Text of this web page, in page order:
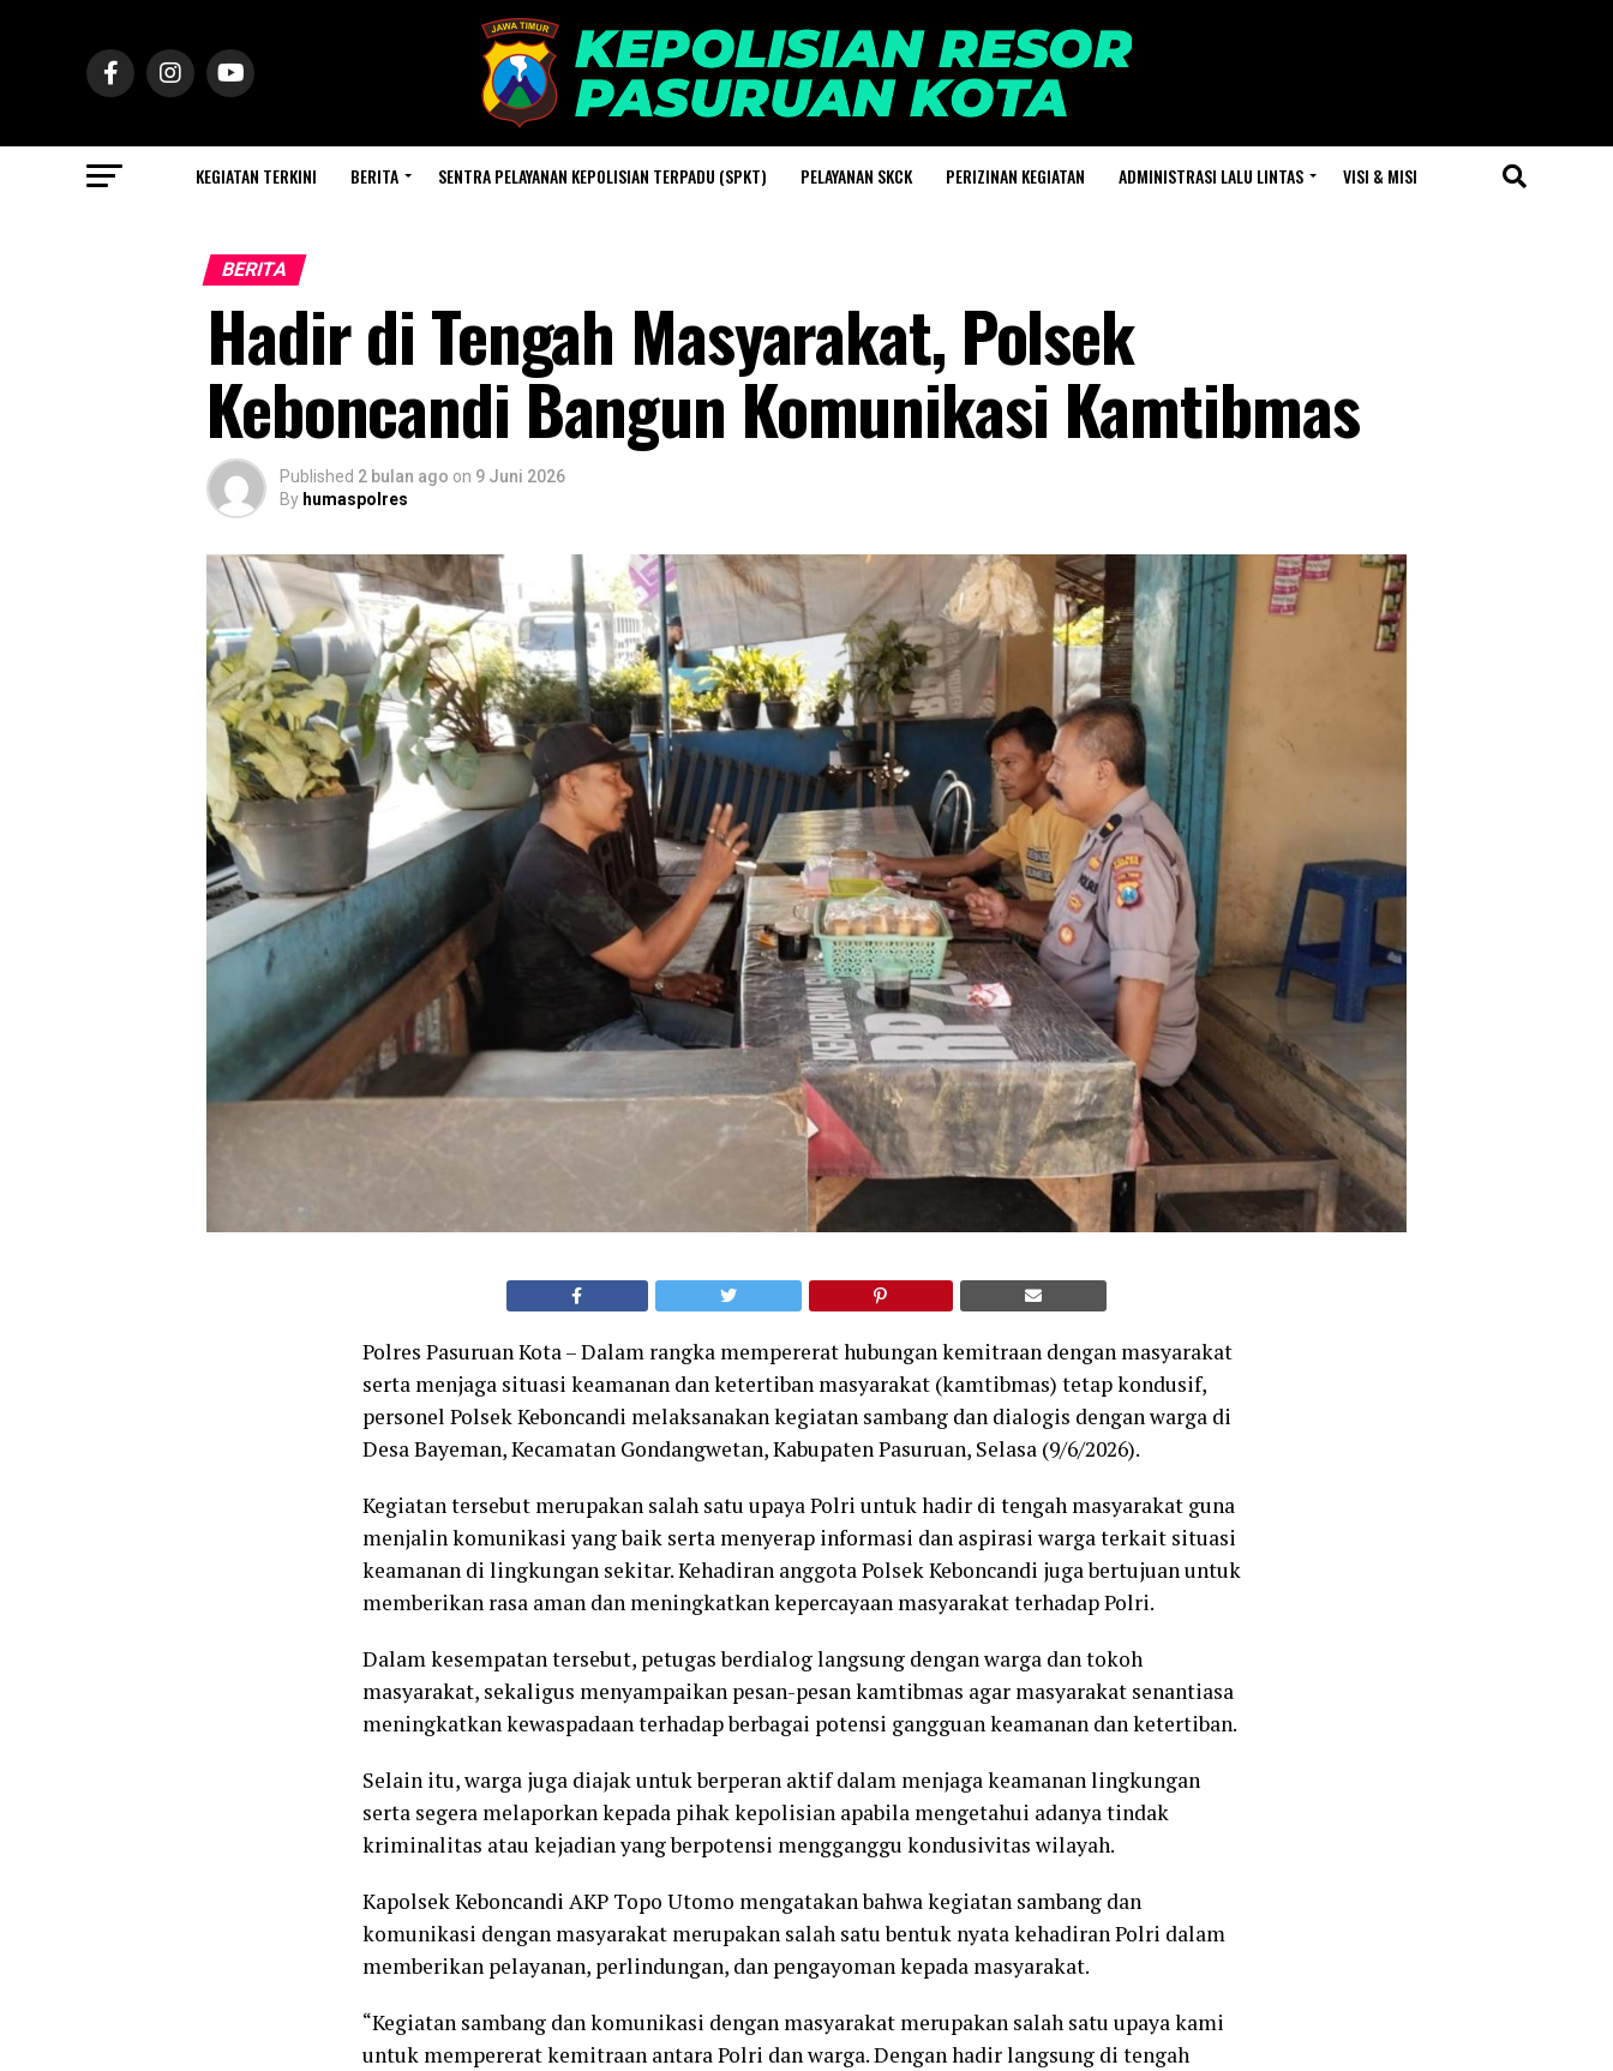
KEGIATAN TERKINI BERITA SENTRA PELAYANAN KEPOLISIAN TERPADU (SPKT) PELAYANAN SKCK PERIZINAN KEGIATAN ADMINISTRASI LALU LINTAS VISI & MISI
BERITA
Hadir di Tengah Masyarakat, Polsek
Keboncandi Bangun Komunikasi Kamtibmas
Published 2 bulan ago on 9 Juni 2026
By humaspolres
Polres Pasuruan Kota – Dalam rangka mempererat hubungan kemitraan dengan masyarakat
serta menjaga situasi keamanan dan ketertiban masyarakat (kamtibmas) tetap kondusif,
personel Polsek Keboncandi melaksanakan kegiatan sambang dan dialogis dengan warga di
Desa Bayeman, Kecamatan Gondangwetan, Kabupaten Pasuruan, Selasa (9/6/2026).
Kegiatan tersebut merupakan salah satu upaya Polri untuk hadir di tengah masyarakat guna
menjalin komunikasi yang baik serta menyerap informasi dan aspirasi warga terkait situasi
keamanan di lingkungan sekitar. Kehadiran anggota Polsek Keboncandi juga bertujuan untuk
memberikan rasa aman dan meningkatkan kepercayaan masyarakat terhadap Polri.
Dalam kesempatan tersebut, petugas berdialog langsung dengan warga dan tokoh
masyarakat, sekaligus menyampaikan pesan-pesan kamtibmas agar masyarakat senantiasa
meningkatkan kewaspadaan terhadap berbagai potensi gangguan keamanan dan ketertiban.
Selain itu, warga juga diajak untuk berperan aktif dalam menjaga keamanan lingkungan
serta segera melaporkan kepada pihak kepolisian apabila mengetahui adanya tindak
kriminalitas atau kejadian yang berpotensi mengganggu kondusivitas wilayah.
Kapolsek Keboncandi AKP Topo Utomo mengatakan bahwa kegiatan sambang dan
komunikasi dengan masyarakat merupakan salah satu bentuk nyata kehadiran Polri dalam
memberikan pelayanan, perlindungan, dan pengayoman kepada masyarakat.
“Kegiatan sambang dan komunikasi dengan masyarakat merupakan salah satu upaya kami
untuk mempererat kemitraan antara Polri dan warga. Dengan hadir langsung di tengah